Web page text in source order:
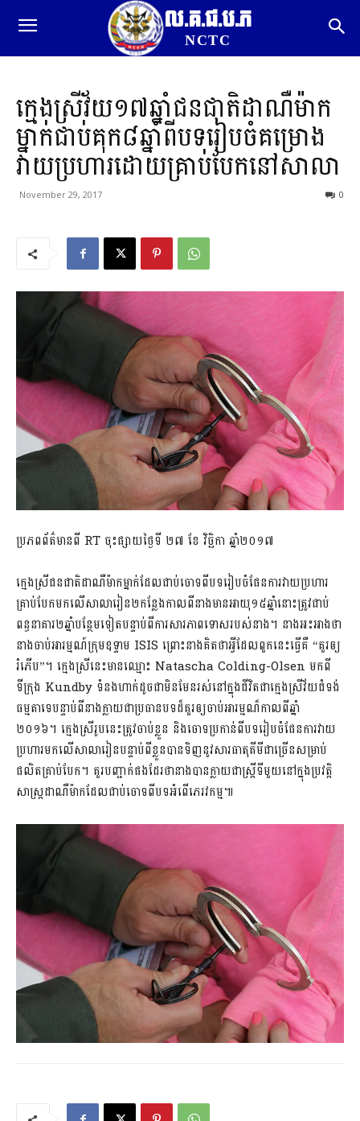
ល.គ.ជ.ប.ភ
NCTC
ក្មេងស្រីវ័យ១៧ឆ្នាំជនជាតិដាណឺម៉ាក
ម្នាក់ជាប់គុក៨ឆ្នាំពីបទរៀបចំគម្រោង
វាយប្រហារដោយគ្រាប់បែកនៅសាលា
November 29, 2017 0
ប្រភពព័ត៌មានពី RT ចុះផ្សាយថ្ងៃទី ២៧ ខែ វិច្ឆិកា ឆ្នាំ២០១៧
ក្មេងស្រីជនជាតិដាណឺម៉ាកម្នាក់ដែលជាប់ចោទពីបទរៀបចំផែនការវាយប្រហារ
គ្រាប់បែកមកលើសាលារៀន២កន្លែងកាលពីនាងមានអាយុ១៥ឆ្នាំនោះត្រូវជាប់
ពន្ធនាគារ២ឆ្នាំបន្ថែមទៀតបន្ទាប់ពីការសារភាពទោសរបស់នាង។ នាងអះអាងថា
នាងចាប់អារម្មណ៍ក្រុមឧទ្ទាម ISIS ព្រោះនាងគិតថាអ្វីដែលពួកនេះធ្វើគឺ “គួរឲ្យ
រំភើប”។ ក្មេងស្រីនេះមានឈ្មោះ Natascha Colding-Olsen មកពី
ទីក្រុង Kundby ទំនងហាក់ដូចជាមិនមែនរស់នៅក្នុងជីវិតជាក្មេងស្រីវ័យជំទង់
ធម្មតាទេបន្ទាប់ពីនាងក្លាយជាប្រធានបទដ៏គួរឲ្យចាប់អារម្មណ៏កាលពីឆ្នាំ
២០១៦។ ក្មេងស្រីរូបនេះត្រូវចាប់ខ្លួន និងចោទប្រកាន់ពីបទរៀបចំផែនការវាយ
ប្រហារមកលើសាលារៀនបន្ទាប់ពីខ្លួនបានទិញនូវសារធាតុគីមីជាច្រើនសម្រាប់
ផលិតគ្រាប់បែក។ គួរបញ្ជាក់ផងដែរថានាងបានក្លាយជាស្ត្រីទីមួយនៅក្នុងប្រវត្តិ
សាស្រ្តដាណឺម៉ាកដែលជាប់ចោទពីបទអំពើភេរវកម្ម៕